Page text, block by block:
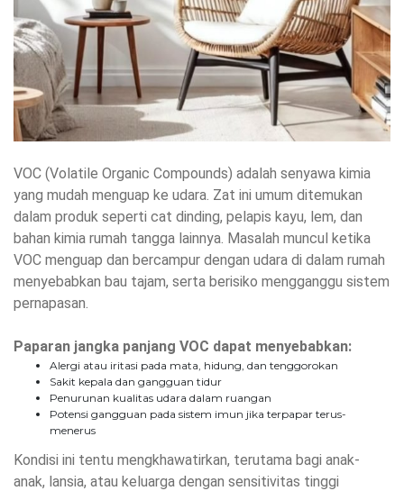
VOC (Volatile Organic Compounds) adalah senyawa kimia
yang mudah menguap ke udara. Zat ini umum ditemukan
dalam produk seperti cat dinding, pelapis kayu, lem, dan
bahan kimia rumah tangga lainnya. Masalah muncul ketika
VOC menguap dan bercampur dengan udara di dalam rumah
menyebabkan bau tajam, serta berisiko mengganggu sistem
pernapasan.
Paparan jangka panjang VOC dapat menyebabkan:
Alergi atau iritasi pada mata, hidung, dan tenggorokan
Sakit kepala dan gangguan tidur
Penurunan kualitas udara dalam ruangan
Potensi gangguan pada sistem imun jika terpapar terus-
menerus
Kondisi ini tentu mengkhawatirkan, terutama bagi anak-
anak, lansia, atau keluarga dengan sensitivitas tinggi